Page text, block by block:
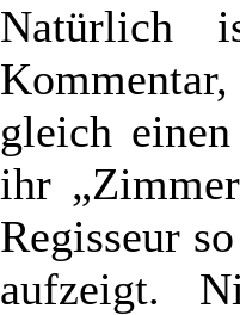
Natürlich
gleich
ihr
Regisseur
aufzeigt.